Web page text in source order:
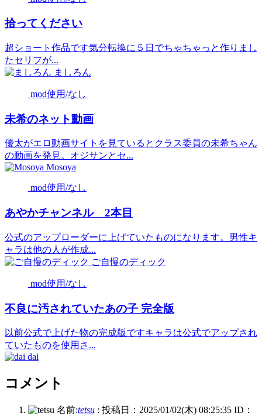
拾ってください
超ショート作品です気分転換に５日でちゃちゃっと作りまし
たセリフが...
ましろん
mod使用/なし
未希のネット動画
優太がエロ動画サイトを見ているとクラス委員の未希ちゃん
の動画を発見。オジサンとセ...
Mosoya
mod使用/なし
あやかチャンネル 2本目
公式のアップローダーに上げていたものになります。男性キ
ャラは他の人が作成...
ご自慢のディック
mod使用/なし
不良に汚されていたあの子 完全版
以前公式で上げた物の完成版ですキャラは公式でアップされ
ていたものを使用さ...
dai
コメント
名前:tetsu : 投稿日：2025/01/02(木) 08:25:35 ID：